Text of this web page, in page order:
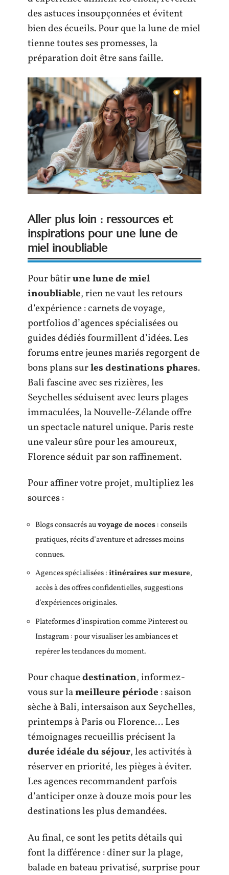
des astuces insoupçonnées et évitent
bien des écueils. Pour que la lune de miel
tienne toutes ses promesses, la
préparation doit être sans faille.
Aller plus loin : ressources et
inspirations pour une lune de
miel inoubliable
Pour bâtirune lune de miel
inoubliable, rien ne vaut les retours
d’expérience : carnets de voyage,
portfolios d’agences spécialisées ou
guides dédiés fourmillent d’idées. Les
forums entre jeunes mariés regorgent de
bons plans surles destinations phares.
Bali fascine avec ses rizières, les
Seychelles séduisent avec leurs plages
immaculées, la Nouvelle-Zélande offre
un spectacle naturel unique. Paris reste
une valeur sûre pour les amoureux,
Florence séduit par son raffinement.
Pour affiner votre projet, multipliez les
sources :
Blogs consacrés auvoyage de noces: conseils
pratiques, récits d’aventure et adresses moins
connues.
Agences spécialisées :itinéraires sur mesure,
accès à des offres confidentielles, suggestions
d’expériences originales.
Plateformes d’inspiration comme Pinterest ou
Instagram : pour visualiser les ambiances et
repérer les tendances du moment.
Pour chaquedestination, informez-
vous sur lameilleure période : saison
sèche à Bali, intersaison aux Seychelles,
printemps à Paris ou Florence… Les
témoignages recueillis précisent la
durée idéale du séjour, les activités à
réserver en priorité, les pièges à éviter.
Les agences recommandent parfois
d’anticiper onze à douze mois pour les
destinations les plus demandées.
Au final, ce sont les petits détails qui
font la différence : dîner sur la plage,
balade en bateau privatisé, surprise pour